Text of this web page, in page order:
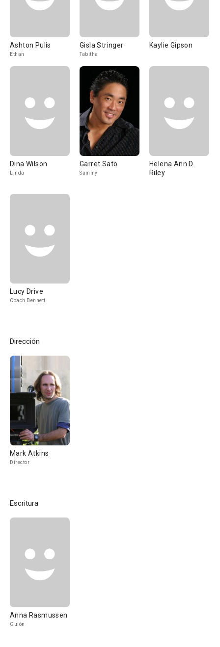
Ashton Pulis
Ethan
Gisla Stringer
Tabitha
Kaylie Gipson
Dina Wilson
Linda
Garret Sato
Sammy
Helena Ann D.
Riley
Lucy Drive
Coach Bennett
Dirección
Mark Atkins
Director
Escritura
Anna Rasmussen
Guión